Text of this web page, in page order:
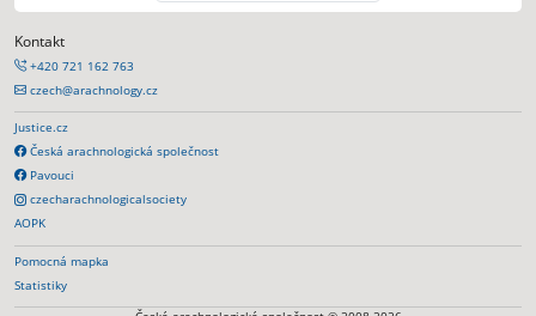
Kontakt
+420 721 162 763
czech@arachnology.cz
Justice.cz
Česká arachnologická společnost
Pavouci
czecharachnologicalsociety
AOPK
Pomocná mapka
Statistiky